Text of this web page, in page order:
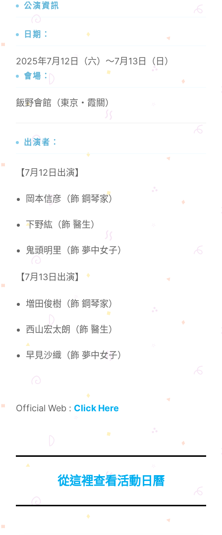
公演資訊
日期：
2025年7月12日（六）～7月13日（日）
會場：
飯野會館（東京・霞關）
出演者：
【7月12日出演】
岡本信彦（飾 鋼琴家）
下野紘（飾 醫生）
鬼頭明里（飾 夢中女子）
【7月13日出演】
増田俊樹（飾 鋼琴家）
西山宏太朗（飾 醫生）
早見沙織（飾 夢中女子）
Official Web : Click Here
從這裡查看活動日曆